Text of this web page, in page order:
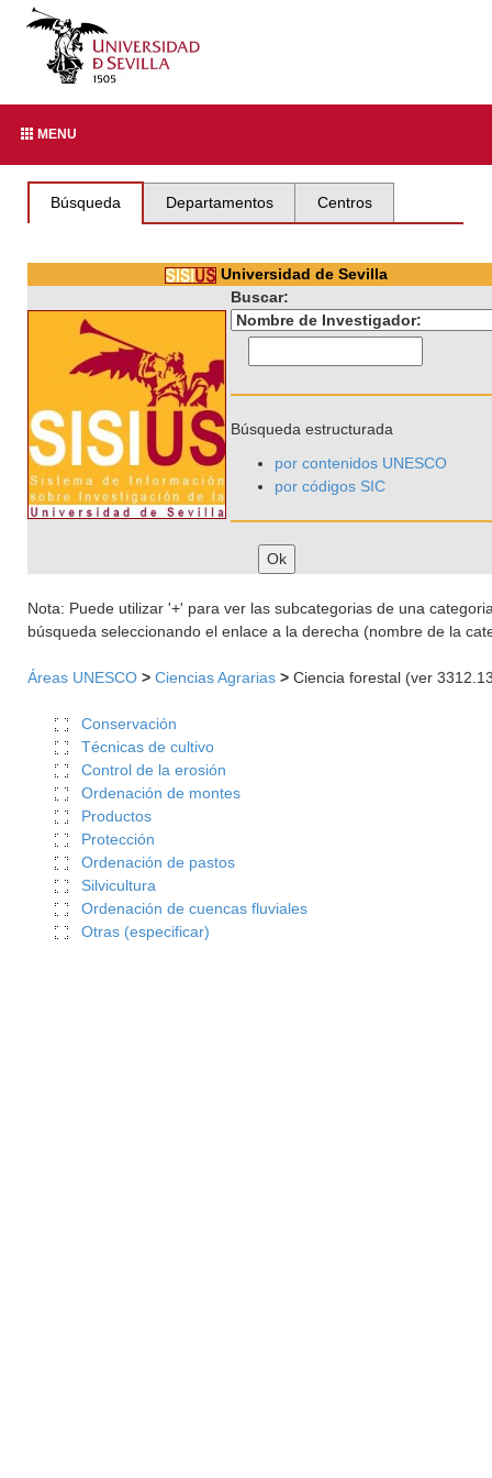
MENU
Búsqueda Departamentos Centros
Universidad de Sevilla
Buscar:
Búsqueda estructurada
por contenidos UNESCO
por códigos SIC
Nota: Puede utilizar '+' para ver las subcategorias de una
búsqueda seleccionando el enlace a la derecha (nombre de la
Áreas UNESCO > Ciencias Agrarias > Ciencia forestal (ver
Conservación
Técnicas de cultivo
Control de la erosión
Ordenación de montes
Productos
Protección
Ordenación de pastos
Silvicultura
Ordenación de cuencas fluviales
Otras (especificar)